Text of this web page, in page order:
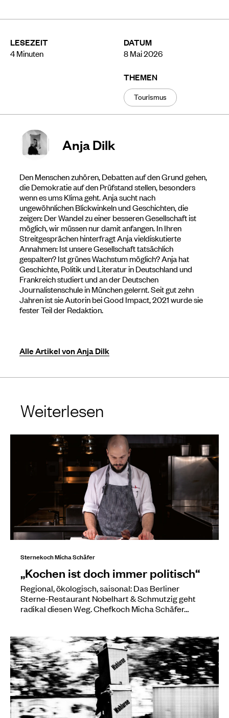
LESEZEIT
4Minuten
DATUM
8 Mai 2026
THEMEN
Tourismus
Anja Dilk
Den Menschen zuhören, Debatten auf den Grund gehen,
die Demokratie auf den Prüfstand stellen, besonders
wenn es ums Klima geht. Anja sucht nach
ungewöhnlichen Blickwinkeln und Geschichten, die
zeigen: Der Wandel zu einer besseren Gesellschaft ist
möglich, wir müssen nur damit anfangen. In Ihren
Streitgesprächen hinterfragt Anja vieldiskutierte
Annahmen: Ist unsere Gesellschaft tatsächlich
gespalten? Ist grünes Wachstum möglich? Anja hat
Geschichte, Politik und Literatur in Deutschland und
Frankreich studiert und an der Deutschen
Journalistenschule in München gelernt. Seit gut zehn
Jahren ist sie Autorin bei Good Impact, 2021 wurde sie
fester Teil der Redaktion.
Alle Artikel von Anja Dilk
Weiterlesen
Sternekoch Micha Schäfer
„Kochen ist doch immer politisch“
Regional, ökologisch, saisonal: Das Berliner
Sterne-Restaurant Nobelhart & Schmutzig geht
radikal diesen Weg. Chefkoch Micha Schäfer…